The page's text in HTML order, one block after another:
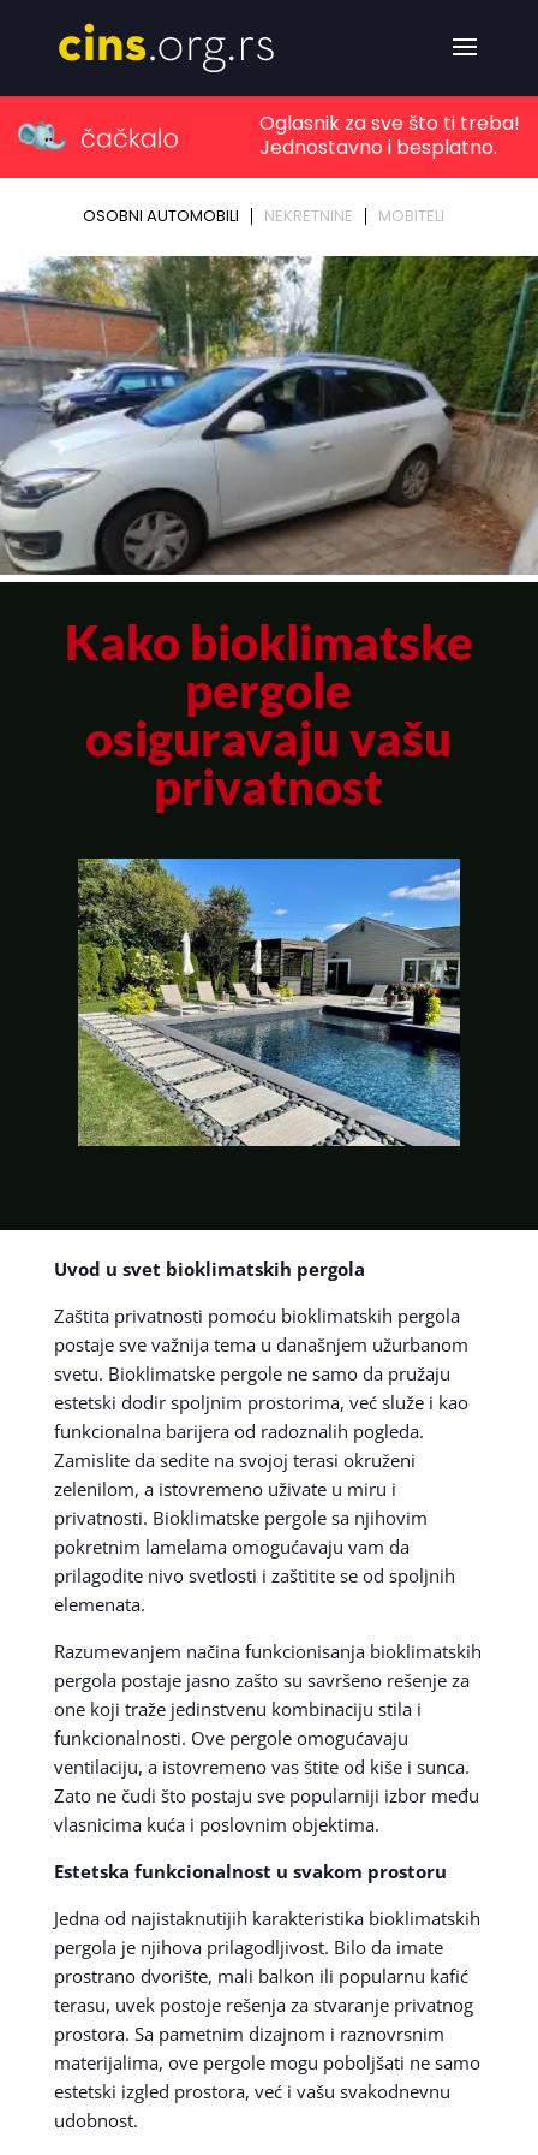
Kako bioklimatske
pergole
osiguravaju vašu
privatnost
Uvod u svet bioklimatskih pergola
Zaštita privatnosti pomoću bioklimatskih pergola
postaje sve važnija tema u današnjem užurbanom
svetu. Bioklimatske pergole ne samo da pružaju
estetski dodir spoljnim prostorima, već služe i kao
funkcionalna barijera od radoznalih pogleda.
Zamislite da sedite na svojoj terasi okruženi
zelenilom, a istovremeno uživate u miru i
privatnosti. Bioklimatske pergole sa njihovim
pokretnim lamelama omogućavaju vam da
prilagodite nivo svetlosti i zaštitite se od spoljnih
elemenata.
Razumevanjem načina funkcionisanja bioklimatskih
pergola postaje jasno zašto su savršeno rešenje za
one koji traže jedinstvenu kombinaciju stila i
funkcionalnosti. Ove pergole omogućavaju
ventilaciju, a istovremeno vas štite od kiše i sunca.
Zato ne čudi što postaju sve popularniji izbor među
vlasnicima kuća i poslovnim objektima.
Estetska funkcionalnost u svakom prostoru
Jedna od najistaknutijih karakteristika bioklimatskih
pergola je njihova prilagodljivost. Bilo da imate
prostrano dvorište, mali balkon ili popularnu kafić
terasu, uvek postoje rešenja za stvaranje privatnog
prostora. Sa pametnim dizajnom i raznovrsnim
materijalima, ove pergole mogu poboljšati ne samo
estetski izgled prostora, već i vašu svakodnevnu
udobnost.